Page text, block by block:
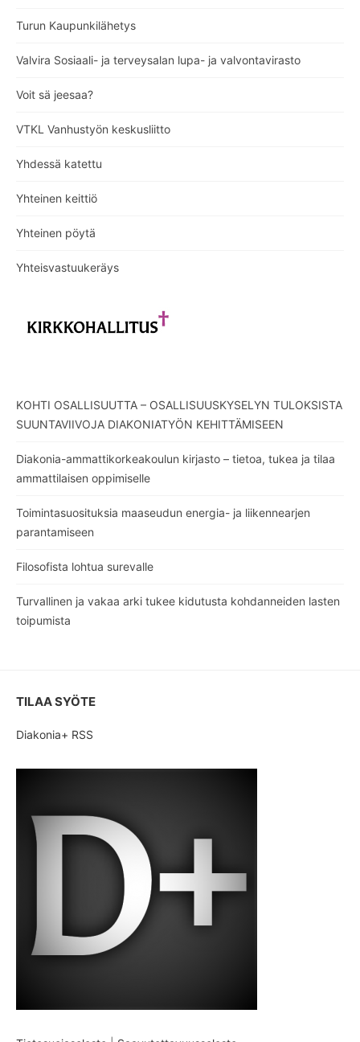
Turun Kaupunkilähetys
Valvira Sosiaali- ja terveysalan lupa- ja valvontavirasto
Voit sä jeesaa?
VTKL Vanhustyön keskusliitto
Yhdessä katettu
Yhteinen keittiö
Yhteinen pöytä
Yhteisvastuukeräys
KOHTI OSALLISUUTTA – OSALLISUUSKYSELYN TULOKSISTA
SUUNTAVIIVOJA DIAKONIATYÖN KEHITTÄMISEEN
Diakonia-ammattikorkeakoulun kirjasto – tietoa, tukea ja tilaa
ammattilaisen oppimiselle
Toimintasuosituksia maaseudun energia- ja liikennearjen
parantamiseen
Filosofista lohtua surevalle
Turvallinen ja vakaa arki tukee kidutusta kohdanneiden lasten
toipumista
TILAA SYÖTE
Diakonia+ RSS